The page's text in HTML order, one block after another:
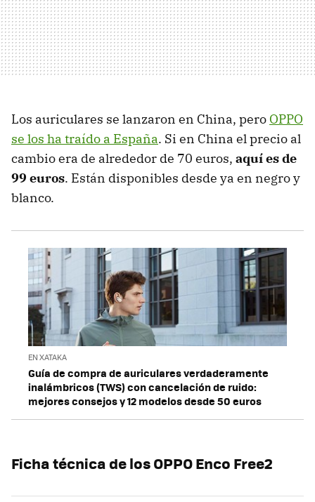
Los auriculares se lanzaron en China, pero OPPO
se los ha traído a España. Si en China el precio al
cambio era de alrededor de 70 euros, aquí es de
99 euros. Están disponibles desde ya en negro y
blanco.
EN XATAKA
Guía de compra de auriculares verdaderamente
inalámbricos (TWS) con cancelación de ruido:
mejores consejos y 12 modelos desde 50 euros
Ficha técnica de los OPPO Enco Free2